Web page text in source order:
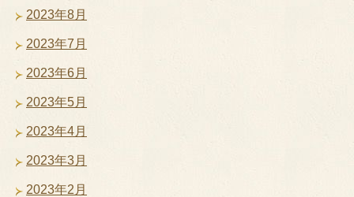
2023年8月
2023年7月
2023年6月
2023年5月
2023年4月
2023年3月
2023年2月